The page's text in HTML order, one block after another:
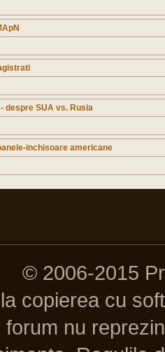
despre SUA vs. Rusia
inchisoare americane
© 2006-2015
copierea cu
nu